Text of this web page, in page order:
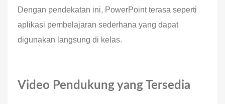
Dengan pendekatan ini, PowerPoint terasa seperti
aplikasi pembelajaran sederhana yang dapat
digunakan langsung di kelas.
Video Pendukung yang Tersedia